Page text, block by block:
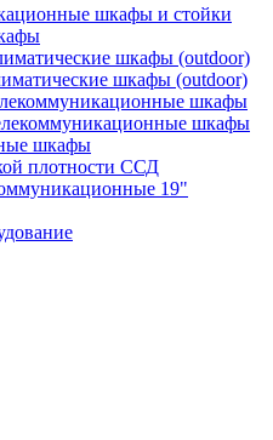
шкафы и стойки
шкафы (outdoor)
шкафы (outdoor)
шкафы
шкафы
шкафы
плотности ССД
19"